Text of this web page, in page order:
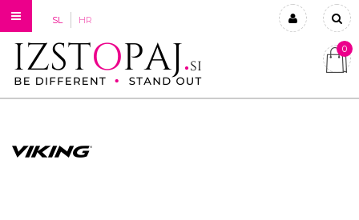
SL HR
Prijavi se
0